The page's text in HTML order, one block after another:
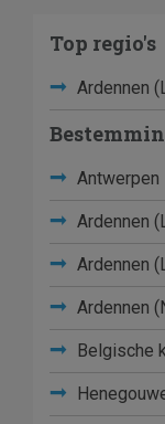
Top regio's
Ardennen
Antwerpen
Ardennen
Ardennen
Ardennen
Belgische